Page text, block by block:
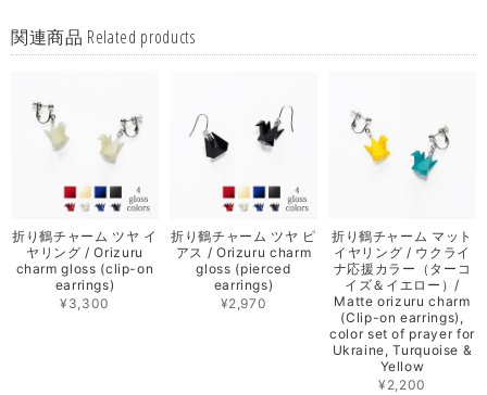
関連商品 Related products
折り鶴チャーム ツヤ イ
ヤリング / Orizuru
charm gloss (clip-on
earrings)
¥3,300
折り鶴チャーム ツヤ ピ
アス / Orizuru charm
gloss (pierced
earrings)
¥2,970
折り鶴チャーム マット
イヤリング / ウクライ
ナ応援カラー（ターコ
イズ＆イエロー）/
Matte orizuru charm
(Clip-on earrings),
color set of prayer for
Ukraine, Turquoise &
Yellow
¥2,200